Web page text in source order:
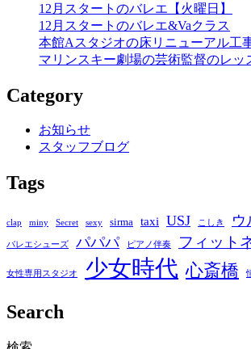
12月スタートのバレエ【火曜日】
12月スタートのバレエ&Vaクラス
本館Aスタジオの床リニューアル工
マリンスキー劇場の芸術監督のレッ
Category
お知らせ
スタッフブログ
Tags
clap miny Secret sexy sirma taxi USJ こしき ウ
バレエシューズ パパパ ピアノ伴奏 フィット
女性専用スタジオ 少女時代 心斎橋
Search